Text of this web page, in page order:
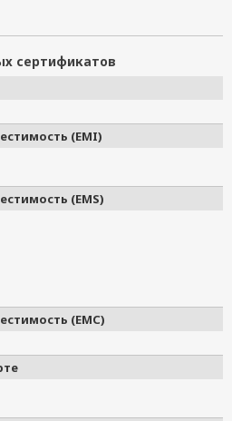
сертификатов
(EMI)
(EMS)
(EMC)